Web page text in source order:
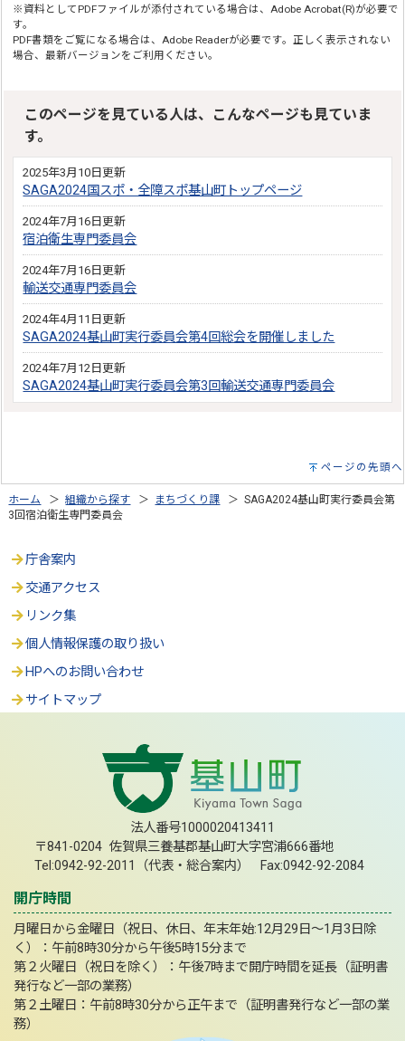
※資料としてPDFファイルが添付されている場合は、Adobe Acrobat(R)が必要で
す。
PDF書類をご覧になる場合は、Adobe Readerが必要です。正しく表示されない
場合、最新バージョンをご利用ください。
このページを見ている人は、こんなページも見ていま
す。
2025年3月10日更新
SAGA2024国スポ・全障スポ基山町トップページ
2024年7月16日更新
宿泊衛生専門委員会
2024年7月16日更新
輸送交通専門委員会
2024年4月11日更新
SAGA2024基山町実行委員会第4回総会を開催しました
2024年7月12日更新
SAGA2024基山町実行委員会第3回輸送交通専門委員会
ページの先頭へ
ホーム ＞組織から探す ＞ まちづくり課 ＞ SAGA2024基山町実行委員会第
3回宿泊衛生専門委員会
庁舎案内
交通アクセス
リンク集
個人情報保護の取り扱い
HPへのお問い合わせ
サイトマップ
法人番号1000020413411
〒841-0204 佐賀県三養基郡基山町大字宮浦666番地
Tel:0942-92-2011（代表・総合案内） Fax:0942-92-2084
開庁時間
月曜日から金曜日（祝日、休日、年末年始:12月29日～1月3日除
く）：午前8時30分から午後5時15分まで
第２火曜日（祝日を除く）：午後7時まで開庁時間を延長（証明書
発行など一部の業務）
第２土曜日：午前8時30分から正午まで（証明書発行など一部の業
務）